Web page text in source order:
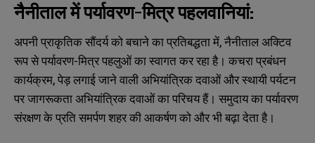
नैनीताल में पर्यावरण-मित्र पहलवानियां:
अपनी प्राकृतिक सौंदर्य को बचाने का प्रतिबद्धता में, नैनीताल अक्टिव
रूप से पर्यावरण-मित्र पहलुओं का स्वागत कर रहा है। कचरा प्रबंधन
कार्यक्रम, पेड़ लगाई जाने वाली अभियांत्रिक दवाओं और स्थायी पर्यटन
पर जागरूकता अभियांत्रिक दवाओं का परिचय हैं। समुदाय का पर्यावरण
संरक्षण के प्रति समर्पण शहर की आकर्षण को और भी बढ़ा देता है।